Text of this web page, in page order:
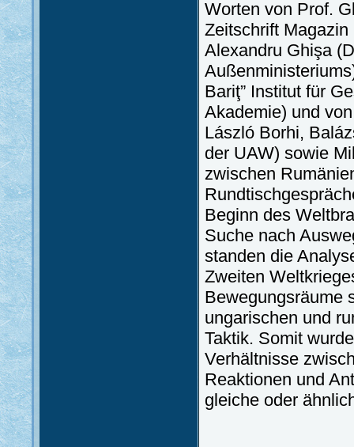
Worten von Prof.
Zeitschrift
Alexandru Ghişa
Bariţ” Institut für
Akademie) und
László Borhi,
der UAW) sowie
zwischen
Beginn des
Suche nach
standen die
Zweiten
Bewegungsräume
ungarischen und
Taktik. Somit
Verhältnisse
Reaktionen und
gleiche oder